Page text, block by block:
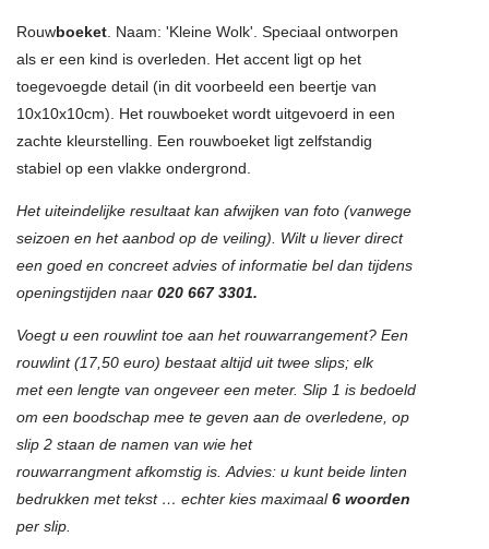
Rouwboeket. Naam: 'Kleine Wolk'. Speciaal ontworpen
als er een kind is overleden. Het accent ligt op het
toegevoegde detail (in dit voorbeeld een beertje van
10x10x10cm). Het rouwboeket wordt uitgevoerd in een
zachte kleurstelling. Een rouwboeket ligt zelfstandig
stabiel op een vlakke ondergrond.
Het uiteindelijke resultaat kan afwijken van foto (vanwege
seizoen en het aanbod op de veiling). Wilt u liever direct
een goed en concreet advies of informatie bel dan tijdens
openingstijden naar 020 667 3301.
Voegt u een rouwlint toe aan het rouwarrangement? Een
rouwlint (17,50 euro) bestaat altijd uit twee slips; elk
met een lengte van ongeveer een meter. Slip 1 is bedoeld
om een boodschap mee te geven aan de overledene, op
slip 2 staan de namen van wie het
rouwarrangment afkomstig is. Advies: u kunt beide linten
bedrukken met tekst … echter kies maximaal6 woorden
per slip.